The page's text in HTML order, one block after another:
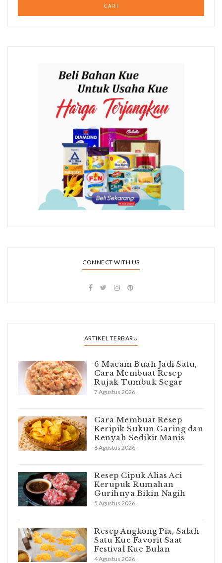
CONNECT WITH US
ARTIKEL TERBARU
6 Macam Buah Jadi Satu,
Cara Membuat Resep
Rujak Tumbuk Segar
7 Agustus 2026
Cara Membuat Resep
Keripik Sukun Garing dan
Renyah Sedikit Manis
6 Agustus 2026
Resep Cipuk Alias Aci
Kerupuk Rumahan
Gurihnya Bikin Nagih
5 Agustus 2026
Resep Angkong Pia, Salah
Satu Kue Favorit Saat
Festival Kue Bulan
4 Agustus 2026